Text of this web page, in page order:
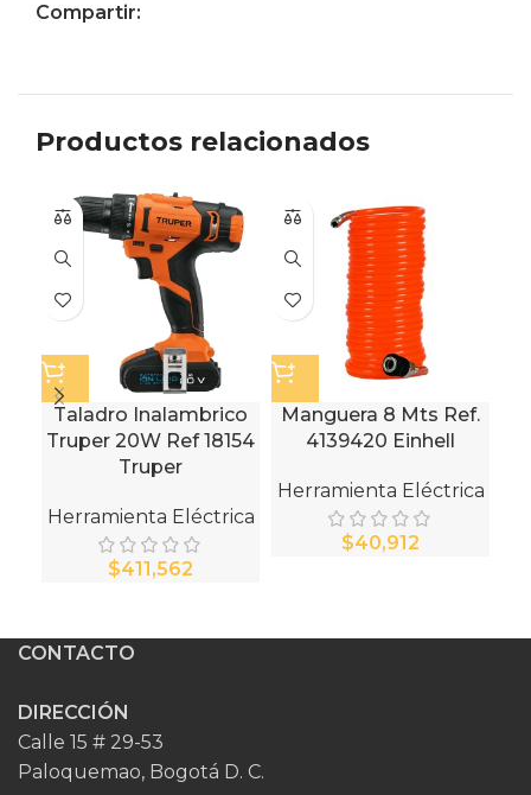
Compartir:
Productos relacionados
Taladro Inalambrico
Truper 20W Ref 18154
Truper
Herramienta Eléctrica
$
Manguera 8 Mts Ref.
4139420 Einhell
Herramienta Eléctrica
$
CONTACTO
DIRECCIÓN
Calle 15 # 29-53
Paloquemao, Bogotá D. C.